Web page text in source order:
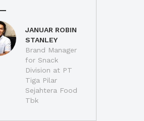
JANUAR ROBIN
STANLEY
Brand Manager
for Snack
Division at PT
Tiga Pilar
Sejahtera Food
Tbk